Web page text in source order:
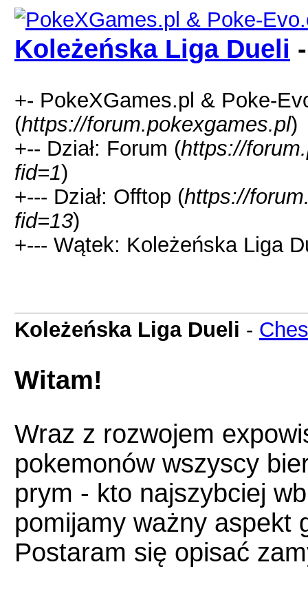
Koleżeńska Liga Dueli
+- PokeXGames.pl & Poke-
(https://forum.pokexgames.pl)
+-- Dział: Forum (https://
fid=1)
+--- Dział: Offtop (https://
fid=13)
+--- Wątek: Koleżeńska Liga
Koleżeńska Liga Dueli -
Witam!
Wraz z rozwojem
pokemonów wszyscy
prym - kto najszybciej
pomijamy ważny aspekt
Postaram się opisać